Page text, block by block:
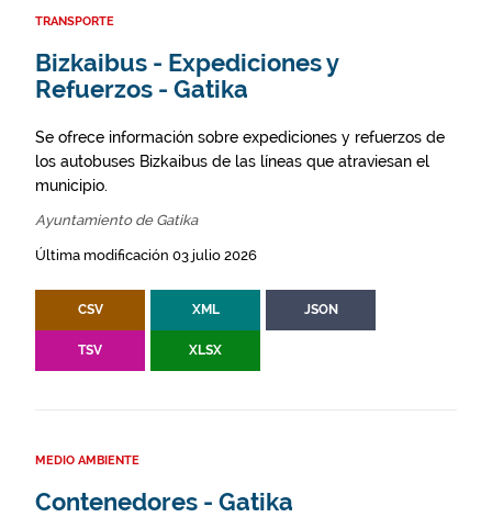
TRANSPORTE
Bizkaibus - Expediciones y
Refuerzos - Gatika
Se ofrece información sobre expediciones y refuerzos de
los autobuses Bizkaibus de las líneas que atraviesan el
municipio.
Ayuntamiento de Gatika
Última modificación 03 julio 2026
CSV XML JSON
TSV XLSX
MEDIO AMBIENTE
Contenedores - Gatika